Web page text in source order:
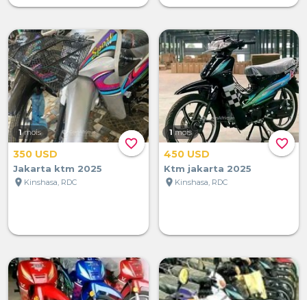
favorite_border
1 mois
350 USD
Jakarta ktm 2025
location_on Kinshasa, RDC
favorite_border
1 mois
450 USD
Ktm jakarta 2025
location_on Kinshasa, RDC